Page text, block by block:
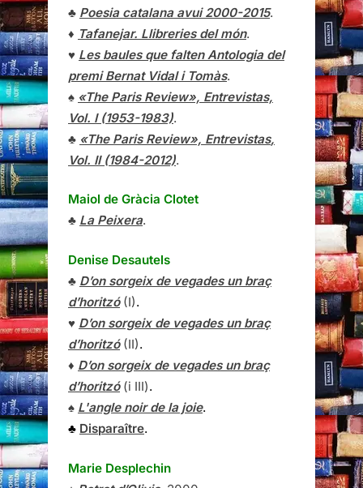
♣ Poesia catalana avui 2000-2015.
♦ Tafanejar. Llibreries del món.
♥ Les baules que falten Antologia del
premi Bernat Vidal i Tomàs.
♠ «The Paris Review», Entrevistas,
Vol. I (1953-1983).
♣ «The Paris Review», Entrevistas,
Vol. II (1984-2012).
Maiol de Gràcia Clotet
♣ La Peixera.
Denise Desautels
♣ D’on sorgeix de vegades un braç
d’horitzó(I).
♥ D’on sorgeix de vegades un braç
d’horitzó(II).
♦ D’on sorgeix de vegades un braç
d’horitzó(i III).
♠ L'angle noir de la joie.
♣ Disparaître.
Marie Desplechin